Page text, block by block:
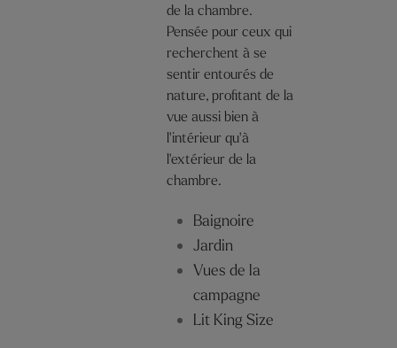
de la chambre.
Pensée pour ceux qui
recherchent à se
sentir entourés de
nature, profitant de la
vue aussi bien à
l'intérieur qu'à
l'extérieur de la
chambre.
Baignoire
Jardin
Vues de la
campagne
Lit King Size